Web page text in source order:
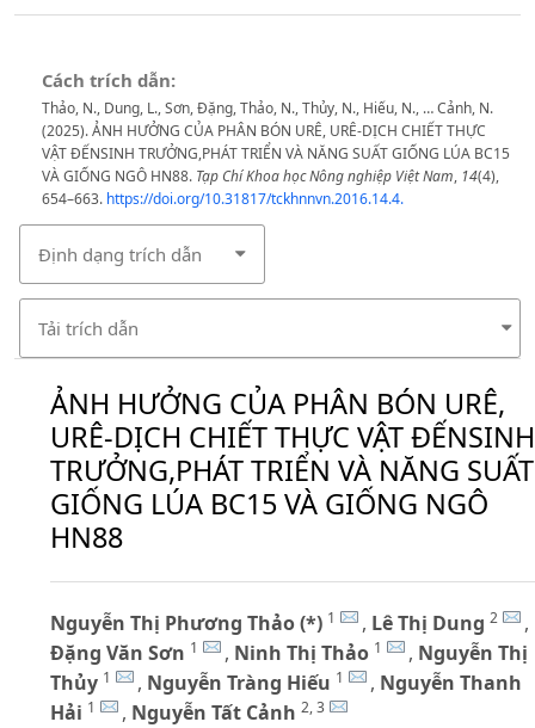
Cách trích dẫn:
Thảo, N., Dung, L., Sơn, Đặng, Thảo, N., Thủy, N., Hiếu, N., … Cảnh, N.
(2025). ẢNH HƯỞNG CỦA PHÂN BÓN URÊ, URÊ-DỊCH CHIẾT THỰC
VẬT ĐẾNSINH TRƯỞNG,PHÁT TRIỂN VÀ NĂNG SUẤT GIỐNG LÚA BC15
VÀ GIỐNG NGÔ HN88. Tạp Chí Khoa học Nông nghiệp Việt Nam, 14(4),
654–663. https://doi.org/10.31817/tckhnnvn.2016.14.4.
Định dạng trích dẫn
Tải trích dẫn
ẢNH HƯỞNG CỦA PHÂN BÓN URÊ,
URÊ-DỊCH CHIẾT THỰC VẬT ĐẾNSINH
TRƯỞNG,PHÁT TRIỂN VÀ NĂNG SUẤT
GIỐNG LÚA BC15 VÀ GIỐNG NGÔ
HN88
Nguyễn Thị Phương Thảo (*) 1 , Lê Thị Dung 2
,
Đặng Văn Sơn 1 , Ninh Thị Thảo 1 , Nguyễn Thị
Thủy 1 , Nguyễn Tràng Hiếu 1 , Nguyễn Thanh
Hải 1 , Nguyễn Tất Cảnh 2, 3